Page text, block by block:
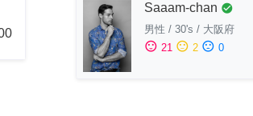
Saaam-chan check_circle
男性 / 30's / 大阪府
sentiment_satisfied 21 sentiment_neutral 2 sentiment_dissatisfied 0